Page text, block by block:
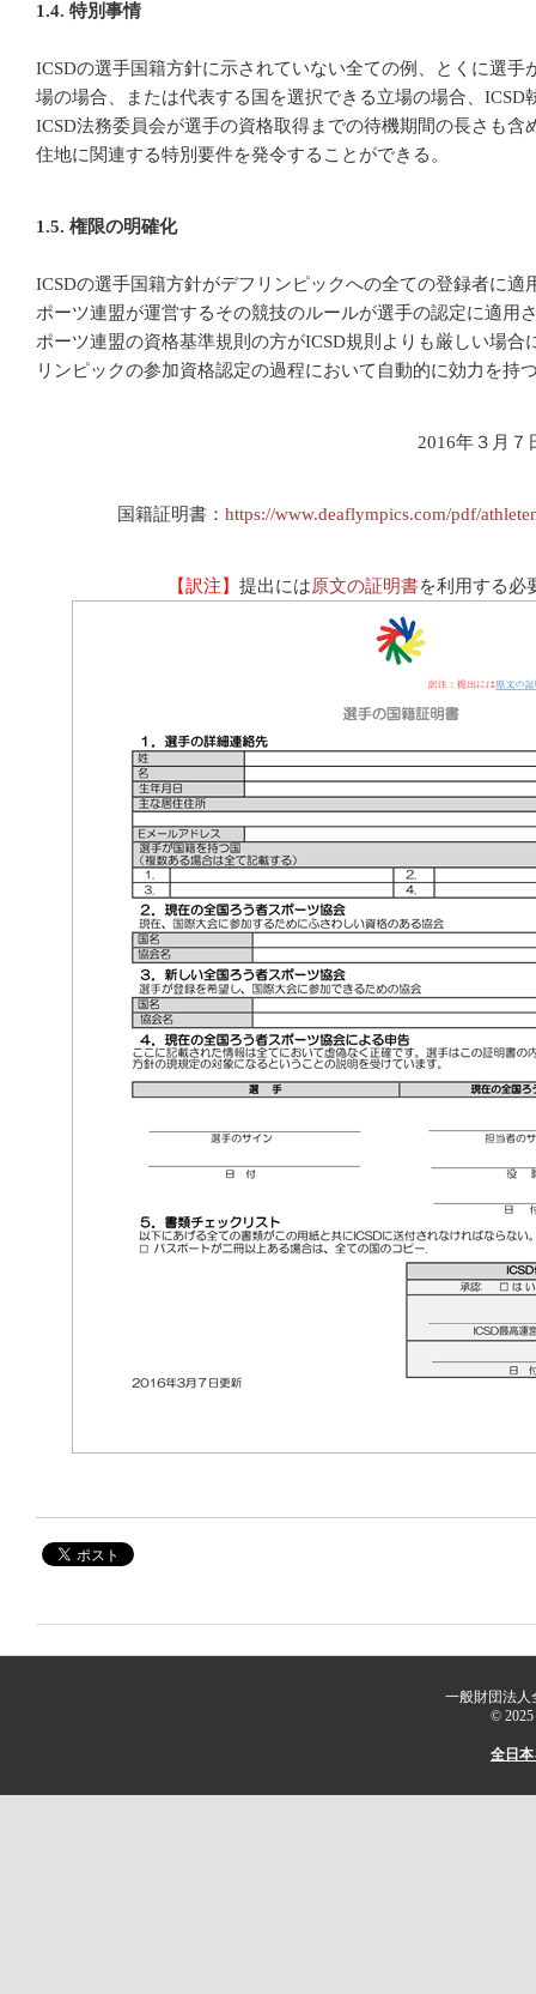
1.4. 特別事情
ICSDの選手国籍方針に示されていない全ての例、とくに選手
場の場合、または代表する国を選択できる立場の場合、ICSD
ICSD法務委員会が選手の資格取得までの待機期間の長さも含
住地に関連する特別要件を発令することができる。
1.5. 権限の明確化
ICSDの選手国籍方針がデフリンピックへの全ての登録者に適
ポーツ連盟が運営するその競技のルールが選手の認定に適用
ポーツ連盟の資格基準規則の方がICSD規則よりも厳しい場合
リンピックの参加資格認定の過程において自動的に効力を持
2016年３月７
国籍証明書： https://www.deaflympics.com/pdf/
【訳注】 提出には原文の証明書を利用する必
一般財団法
© 2025
全日